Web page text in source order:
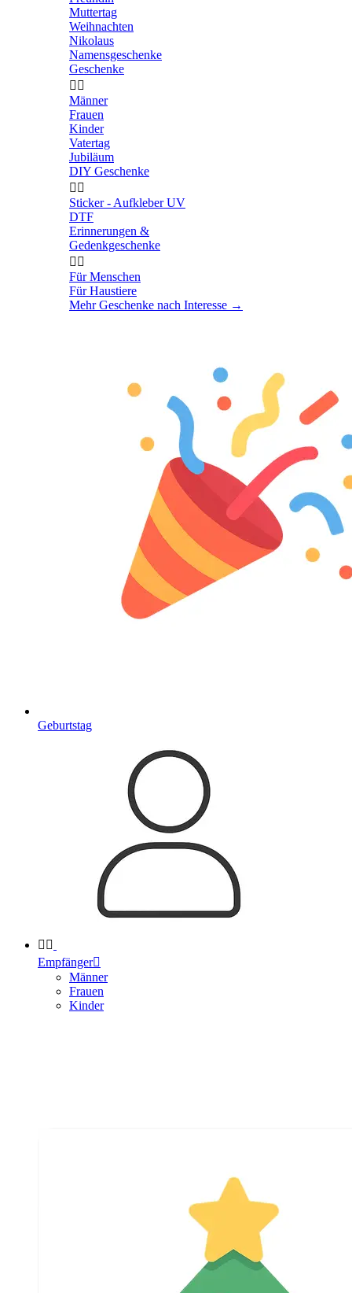
Muttertag
Weihnachten
Nikolaus
Namensgeschenke
Geschenke
 
Männer
Frauen
Kinder
Vatertag
Jubiläum
DIY Geschenke
 
Sticker - Aufkleber UV
DTF
Erinnerungen &
Gedenkgeschenke
 
Für Menschen
Für Haustiere
Mehr Geschenke nach Interesse →
Geburtstag
 
Empfänger
Männer
Frauen
Kinder